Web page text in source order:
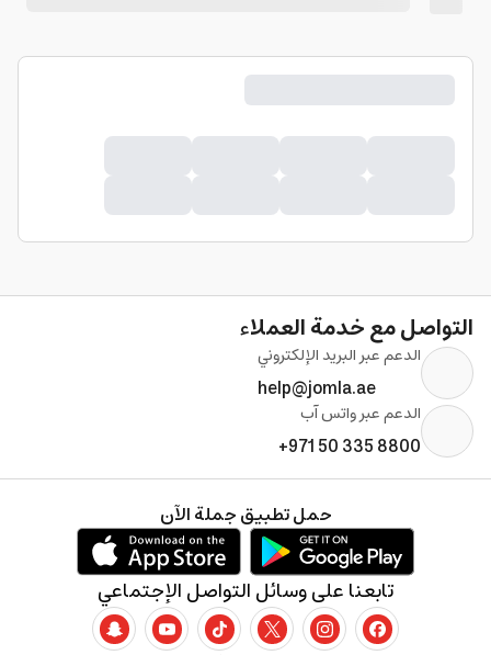
التواصل مع خدمة العملاء
الدعم عبر البريد الإلكتروني
help@jomla.ae
الدعم عبر واتس آب
+971 50 335 8800
تابعنا على وسائل التواصل الإجتماعي
حمل تطبيق جملة الآن